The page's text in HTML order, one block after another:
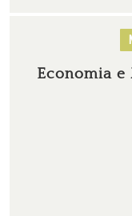
Economia e